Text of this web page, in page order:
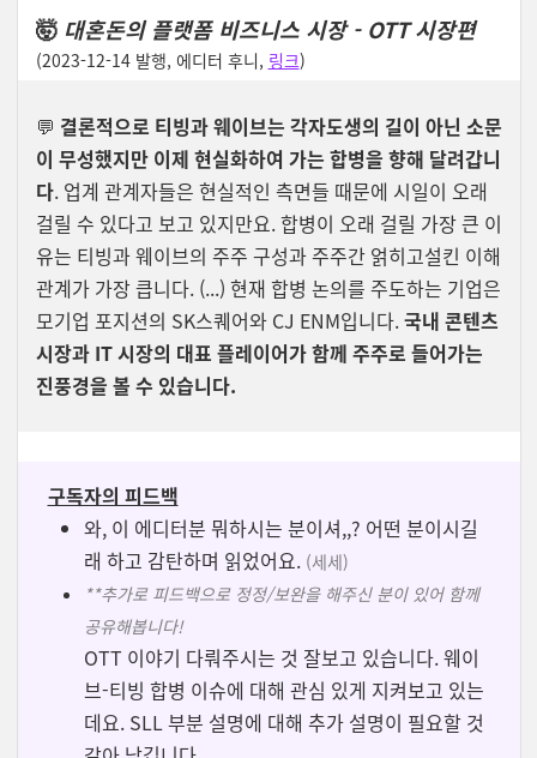
🤯대혼돈의 플랫폼 비즈니스 시장 - OTT 시장편
(2023-12-14 발행, 에디터 후니, 링크)
💬 결론적으로 티빙과 웨이브는 각자도생의 길이 아닌 소문
이 무성했지만 이제 현실화하여 가는 합병을 향해 달려갑니
다. 업계 관계자들은 현실적인 측면들 때문에 시일이 오래
걸릴 수 있다고 보고 있지만요. 합병이 오래 걸릴 가장 큰 이
유는 티빙과 웨이브의 주주 구성과 주주간 얽히고설킨 이해
관계가 가장 큽니다. (...) 현재 합병 논의를 주도하는 기업은
모기업 포지션의 SK스퀘어와 CJ ENM입니다.국내 콘텐츠
시장과 IT 시장의 대표 플레이어가 함께 주주로 들어가는
진풍경을 볼 수 있습니다.
구독자의 피드백
와, 이 에디터분 뭐하시는 분이셔,,? 어떤 분이시길
래 하고 감탄하며 읽었어요. (세세)
**추가로 피드백으로 정정/보완을 해주신 분이 있어 함께
공유해봅니다!
OTT 이야기 다뤄주시는 것 잘보고 있습니다. 웨이
브-티빙 합병 이슈에 대해 관심 있게 지켜보고 있는
데요. SLL 부분 설명에 대해 추가 설명이 필요할 것